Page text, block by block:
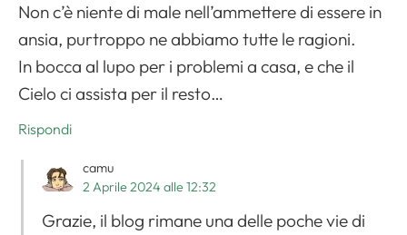
Non c’è niente di male nell’ammettere di essere in
ansia, purtroppo ne abbiamo tutte le ragioni.
In bocca al lupo per i problemi a casa, e che il
Cielo ci assista per il resto…
Rispondi
camu
2 Aprile 2024 alle 12:32
Grazie, il blog rimane una delle poche vie di